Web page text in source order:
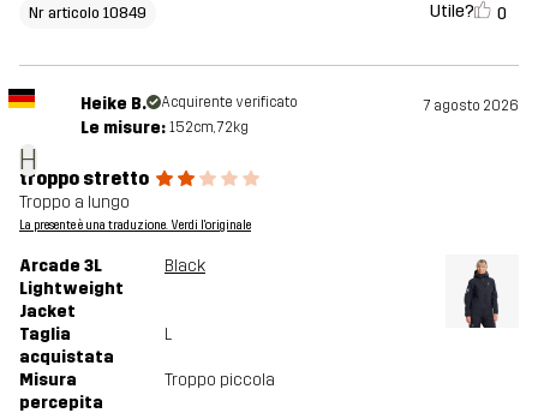
Nr articolo 10849 Utile? 0
H
Heike B. Acquirente verificato 7 agosto 2026
Le misure: 152cm, 72kg
troppo stretto
Troppo a lungo
La presente è una traduzione. Verdi l'originale
Arcade 3L
Lightweight
Jacket
Black
Taglia
acquistata
L
Misura
percepita
Troppo piccola